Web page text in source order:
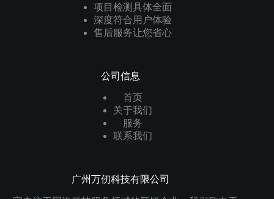
项目检测具体全面
深度符合用户体验
售后服务让您省心
公司信息
首页
关于我们
服务
联系我们
广州万仞科技有限公司